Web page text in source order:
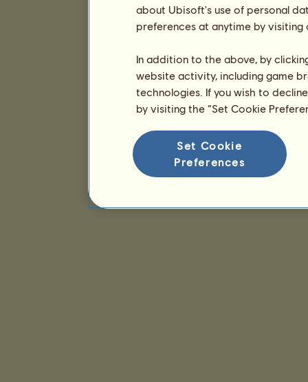
about Ubisoft's use of personal
preferences at anytime by
In addition to the above, by
website activity, including game
technologies. If you wish to
by visiting the “Set Cookie
Set Cookie
Preferences